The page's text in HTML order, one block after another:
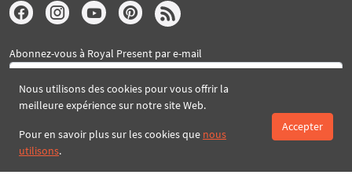
Nous utilisons des cookies pour vous offrir la
meilleure expérience sur notre site Web.
Pour en savoir plus sur les cookies que nous
utilisons.
Accepter
Abonnez-vous à Royal Present par e-mail